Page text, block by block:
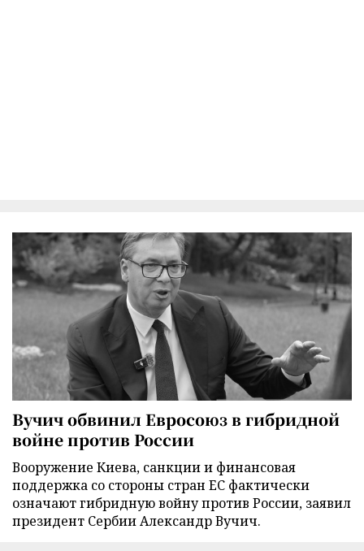
Вучич обвинил Евросоюз в гибридной
войне против России
Вооружение Киева, санкции и финансовая
поддержка со стороны стран ЕС фактически
означают гибридную войну против России, заявил
президент Сербии Александр Вучич.